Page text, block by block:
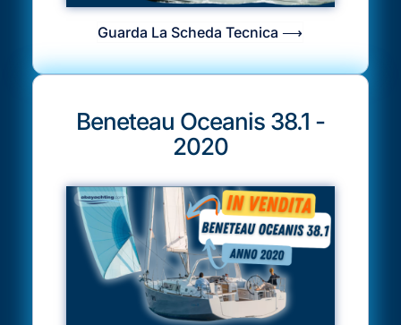
Guarda La Scheda Tecnica ⟶
Beneteau Oceanis 38.1 -
2020